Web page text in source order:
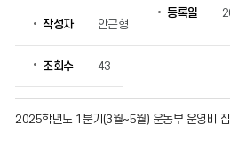
수
를
확
작성자 안근형
등록일
조회수 43
2025학년도 1분기(3월~5월) 운동부 운영비